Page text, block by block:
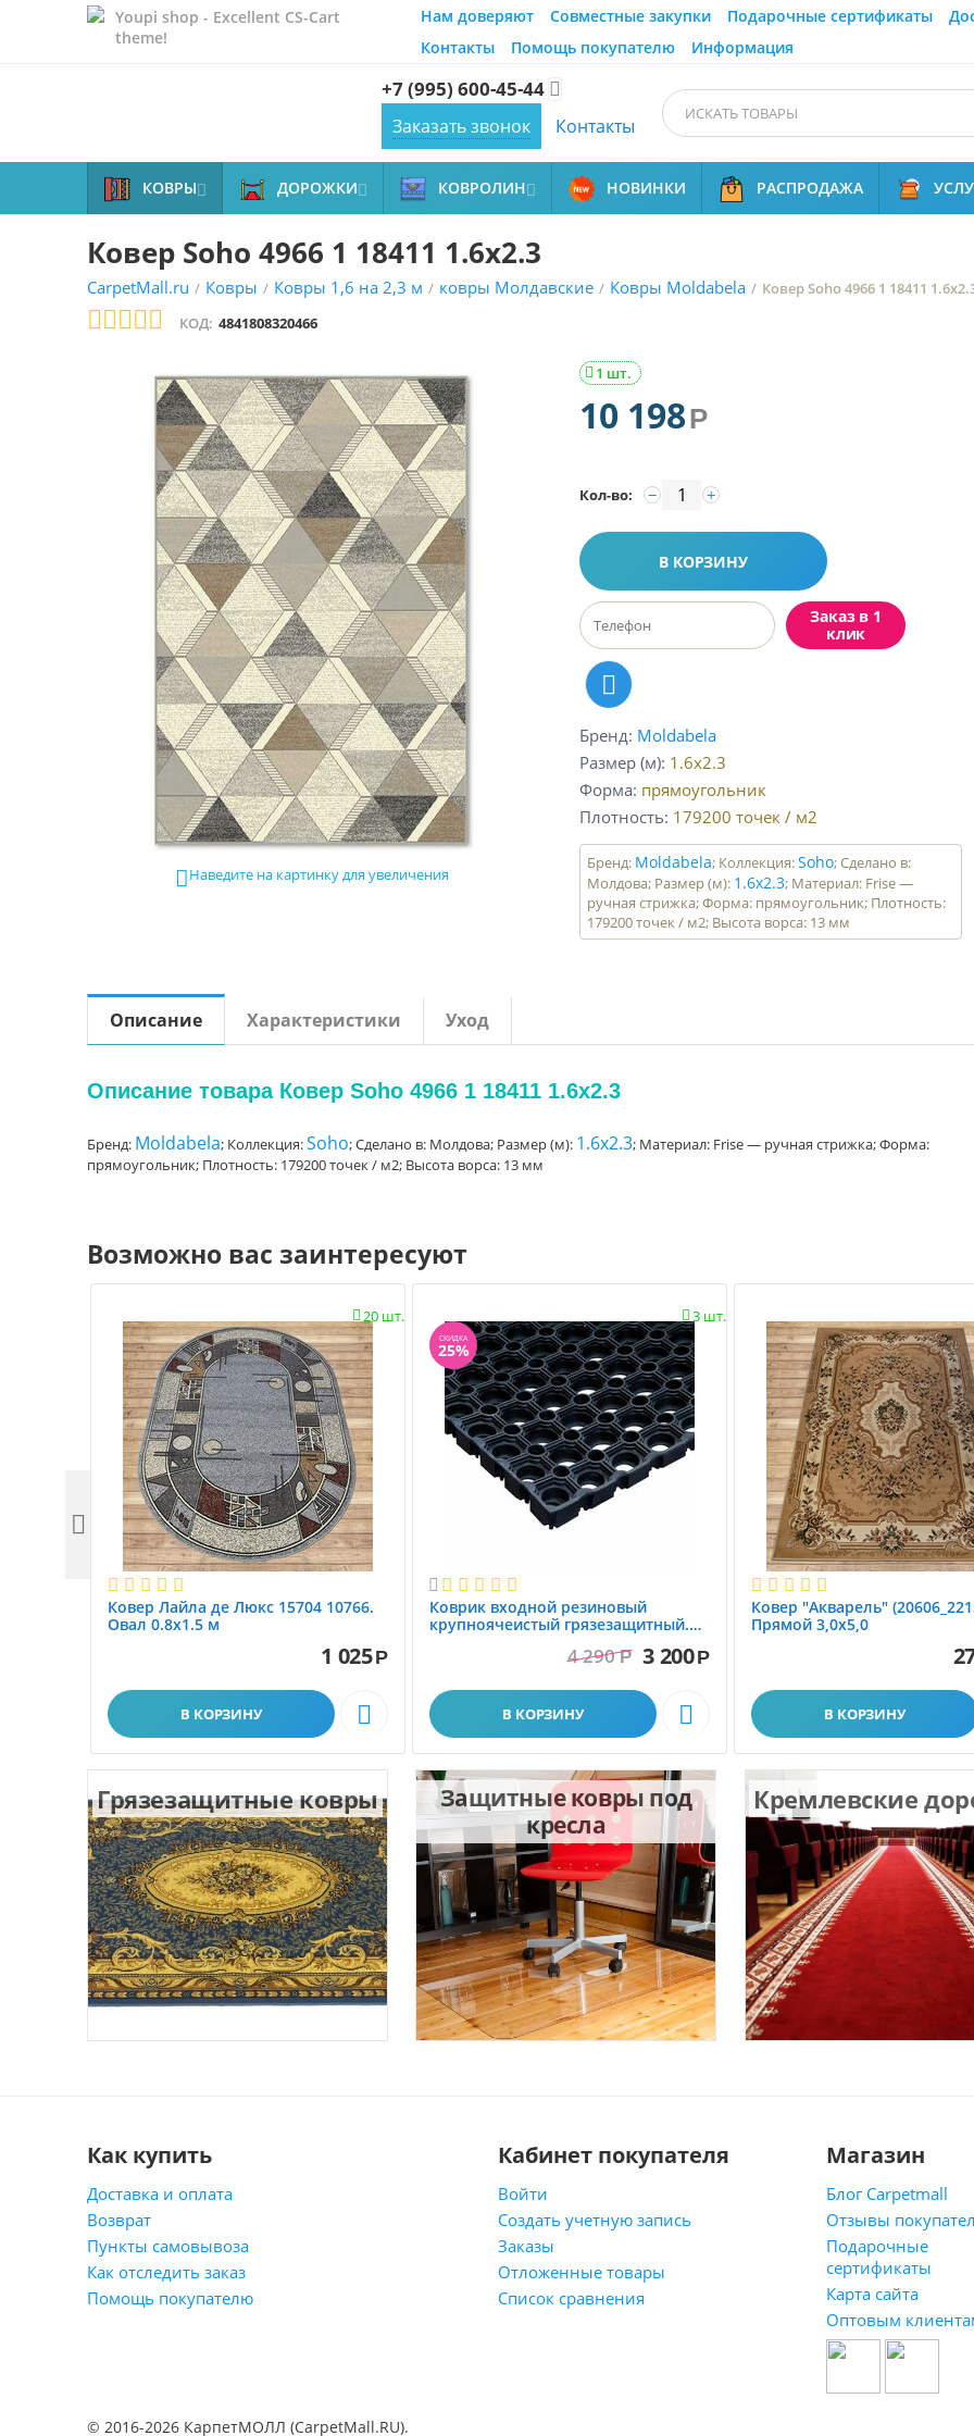
Youpi shop - Excellent CS-Cart
theme!
Нам доверяют Совместные закупки Подарочные сертификаты
Контакты
Помощь покупателю Информация
+7 (995) 600-45-44 
Заказать звонок Контакты
КОВРЫ ДОРОЖКИ КОВРОЛИН НОВИНКИ РАСПРОДАЖА
Ковер Soho 4966 1 18411 1.6x2.3
CarpetMall.ru / Ковры / Ковры 1,6 на 2,3 м / ковры Молдавские / Ковры Moldabela / Ковер Soho 4966 1 18411
КОД: 4841808320466
Наведите на картинку для увеличения
1 шт.

10 198Р
Кол-во: +
−
В КОРЗИНУ
Заказ в 1
клик
Бренд Moldabela
Размер (м) 1.6x2.3
Форма прямоугольник
Плотность 179200 точек / м2
Бренд: Moldabela; Коллекция:Soho; Сделано в:
Молдова; Размер (м): 1.6x2.3; Материал: Frise —
ручная стрижка; Форма: прямоугольник; Плотность:
179200 точек / м2; Высота ворса: 13 мм
Описание Характеристики Уход
Описание товара Ковер Soho 4966 1 18411 1.6x2.3
Бренд: Moldabela; Коллекция:Soho; Сделано в: Молдова; Размер (м): 1.6x2.3; Материал: Frise — ручная стрижка; Форма:
прямоугольник; Плотность: 179200 точек / м2; Высота ворса: 13 мм
Возможно вас заинтересуют
20 шт.

Ковер Лайла де Люкс 15704 10766.
Овал 0.8x1.5 м
1 025Р
В КОРЗИНУ 
3 шт.

СКИДКА
25%

Коврик вxодной резиновый
крупноячеистый грязезащитный.
4 290 Р 3 200Р
В КОРЗИНУ 
Ковер "Акварель"
Прямой 3,0х5,0
В КОРЗИНУ

Грязезащитные ковры
Защитные ковры под
кресла
Кремлевские
Как купить
Доставка и оплата
Возврат
Пункты самовывоза
Как отследить заказ
Помощь покупателю
Кабинет покупателя
Войти
Создать учетную запись
Заказы
Отложенные товары
Список сравнения
Магазин
Блог Carpetmall
Отзывы
Подарочные
сертификаты
Карта сайта
Оптовым
© 2016-2026 КарпетМОЛЛ (CarpetMall.RU).